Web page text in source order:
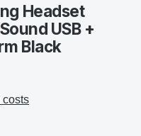
Headset
USB +
Black
costs